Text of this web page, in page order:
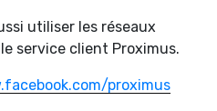
utiliser les réseaux
service client Proximus.
proximus